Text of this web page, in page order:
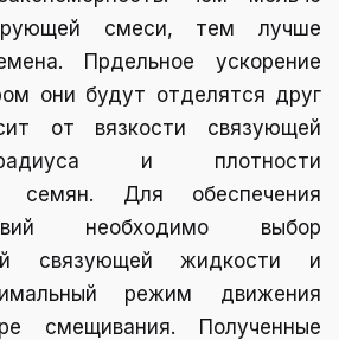
смеси, тем лучше
Прдельное ускорение
они будут отделятся друг
от вязкости связующей
и плотности
семян. Для обеспечения
необходимо выбор
связующей жидкости и
режим движения
смещивания. Полученные